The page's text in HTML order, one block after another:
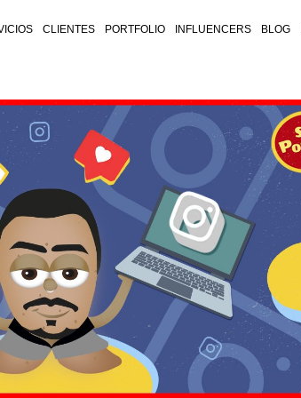
CLIENTES PORTFOLIO INFLUENCERS BLOG